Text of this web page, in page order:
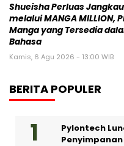
Shueisha Perluas
melalui MANGA MILLION,
Manga yang Tersedia
Bahasa
Kamis, 6 Agu 2026 - 13:00 WIB
BERITA POPULER
Pylontech
Penyimpanan